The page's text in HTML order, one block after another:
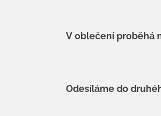
V oblečení proběhá
Odesíláme do